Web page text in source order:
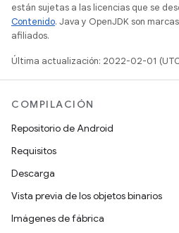
están sujetas a las licencias que se
Contenido. Java y OpenJDK son
afiliados.
Última actualización: 2022-02-01
COMPILACIÓN
Repositorio de Android
Requisitos
Descarga
Vista previa de los objetos binarios
Imágenes de fábrica